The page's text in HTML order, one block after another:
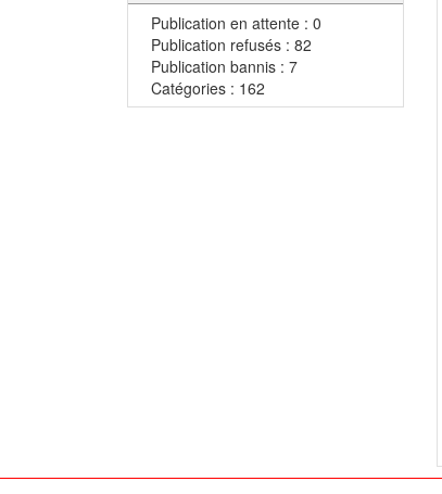
Publication en attente : 0
Publication refusés : 82
Publication bannis : 7
Catégories : 162